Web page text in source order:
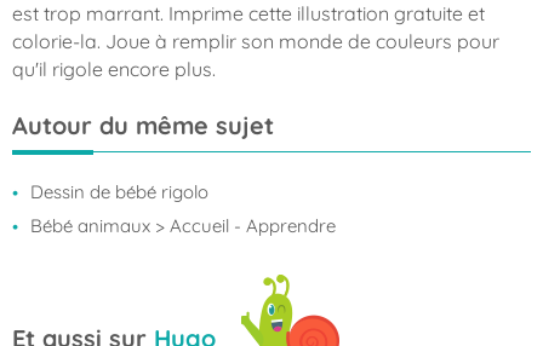
est trop marrant. Imprime cette illustration gratuite et
colorie-la. Joue à remplir son monde de couleurs pour
qu'il rigole encore plus.
Autour du même sujet
Dessin de bébé rigolo
Bébé animaux > Accueil - Apprendre
Et aussi sur Hugo